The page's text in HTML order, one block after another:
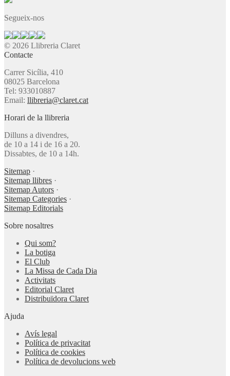
Segueix-nos
© 2026 Llibreria Claret
Contacte
Carrer Sicília, 410
08025 Barcelona
Tel: 933010887
Email: llibreria@claret.cat
Horari de la llibreria
Dilluns a divendres,
de 10 a 14 i de 16 a 20.
Dissabtes, de 10 a 14h.
Sitemap ·
Sitemap llibres ·
Sitemap Autors ·
Sitemap Categories ·
Sitemap Editorials
Sobre nosaltres
Qui som?
La botiga
El Club
La Missa de Cada Dia
Activitats
Editorial Claret
Distribuïdora Claret
Ajuda
Avís legal
Política de privacitat
Política de cookies
Política de devolucions web